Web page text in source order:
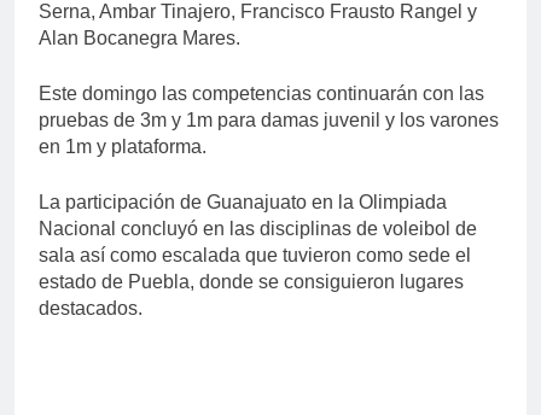
Serna, Ambar Tinajero, Francisco Frausto Rangel y
Alan Bocanegra Mares.
Este domingo las competencias continuarán con las
pruebas de 3m y 1m para damas juvenil y los varones
en 1m y plataforma.
La participación de Guanajuato en la Olimpiada
Nacional concluyó en las disciplinas de voleibol de
sala así como escalada que tuvieron como sede el
estado de Puebla, donde se consiguieron lugares
destacados.